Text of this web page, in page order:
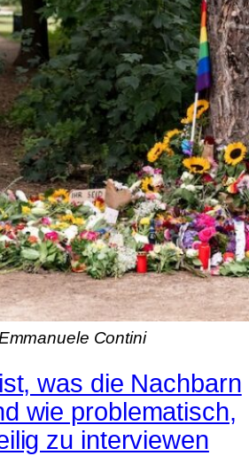
Contini
was die Nachbarn
wie problematisch,
zu interviewen